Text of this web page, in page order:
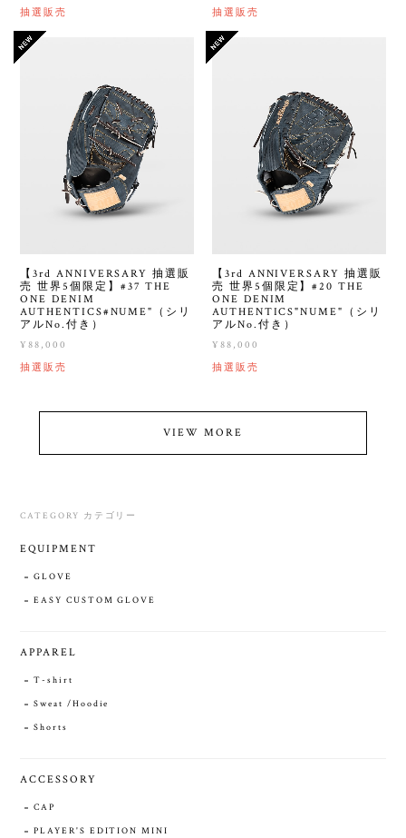
抽選販売 抽選販売
【3rd ANNIVERSARY 抽選販
売 世界5個限定】#37 THE
ONE DENIM
AUTHENTICS#NUME"（シリ
アルNo.付き）
¥88,000
抽選販売
【3rd ANNIVERSARY 抽選販
売 世界5個限定】#20 THE
ONE DENIM
AUTHENTICS"NUME"（シリ
アルNo.付き）
¥88,000
抽選販売
VIEW MORE
CATEGORY カテゴリー
EQUIPMENT
GLOVE
EASY CUSTOM GLOVE
APPAREL
T-shirt
Sweat /Hoodie
Shorts
ACCESSORY
CAP
PLAYER'S EDITION MINI